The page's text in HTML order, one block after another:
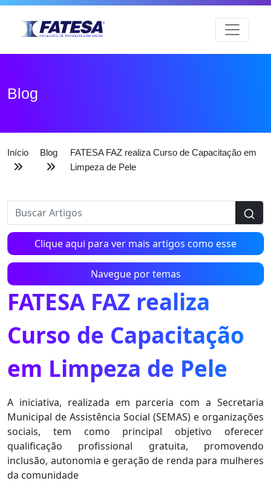
Blog
Início Blog
FATESA FAZ realiza Curso de Capacitação em
Limpeza de Pele
Clique aqui para ver mais artigos como esse
Navegue por temas
FATESA FAZ realiza
Curso de Capacitação
em Limpeza de Pele
A iniciativa, realizada em parceria com a Secretaria
Municipal de Assistência Social (SEMAS) e organizações
sociais, tem como principal objetivo oferecer
qualificação profissional gratuita, promovendo
inclusão, autonomia e geração de renda para mulheres
da comunidade